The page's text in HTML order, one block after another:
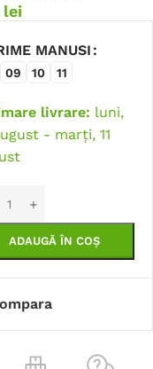
lei
MANUSI
09 10 11
livrare: luni,
- marți, 11
ADAUGĂ ÎN COȘ